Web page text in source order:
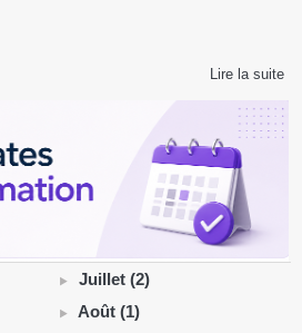
Lire la suite
Juillet (2)
Août (1)